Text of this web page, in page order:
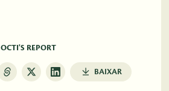
OCTI'S REPORT
BAIXAR